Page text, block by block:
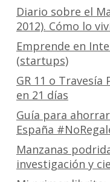
Diario sobre el
2012). Cómo lo
Emprende en
(startups)
GR 11 o
en 21 días
Guía para
España
Manzanas
investigación y